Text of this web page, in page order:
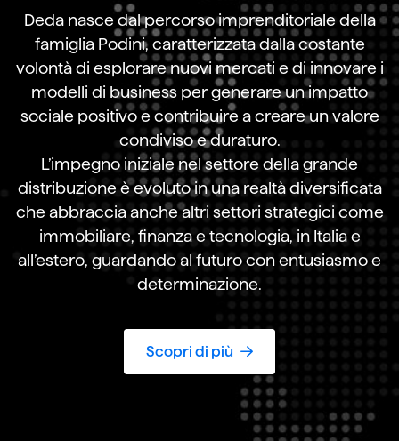
Deda nasce dal percorso imprenditoriale della
famiglia Podini, caratterizzata dalla costante
volontà di esplorare nuovi mercati e di innovare i
modelli di business per generare un impatto
sociale positivo e contribuire a creare un valore
condiviso e duraturo.
L’impegno iniziale nel settore della grande
distribuzione è evoluto in una realtà diversificata
che abbraccia anche altri settori strategici come
immobiliare, finanza e tecnologia, in Italia e
all’estero, guardando al futuro con entusiasmo e
determinazione.
Scopri di più